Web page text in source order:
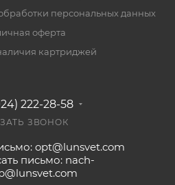
персональных данных
оферта
картриджей
222-28-58
ЗВОНОК
opt@lunsvet.com
письмо: nach-